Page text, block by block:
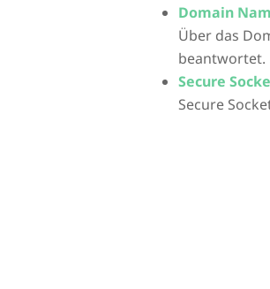
Domain
Über das
beantwortet.
Secure
Secure